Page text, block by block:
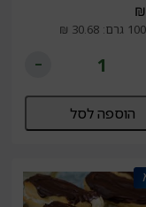
₪
הוספה לסל